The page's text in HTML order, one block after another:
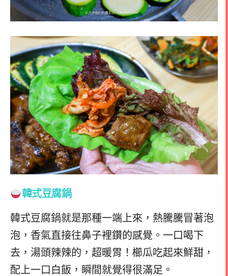
韓式豆腐鍋
韓式豆腐鍋就是那種一端上來，熱騰騰冒著泡
泡，香氣直接往鼻子裡鑽的感覺。一口喝下
去，湯頭辣辣的，超暖胃！櫛瓜吃起來鮮甜，
配上一口白飯，瞬間就覺得很滿足。